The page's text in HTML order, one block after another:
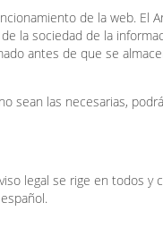
de la web. El
la sociedad de la
antes de que se
sean las necesarias,
legal se rige en todos